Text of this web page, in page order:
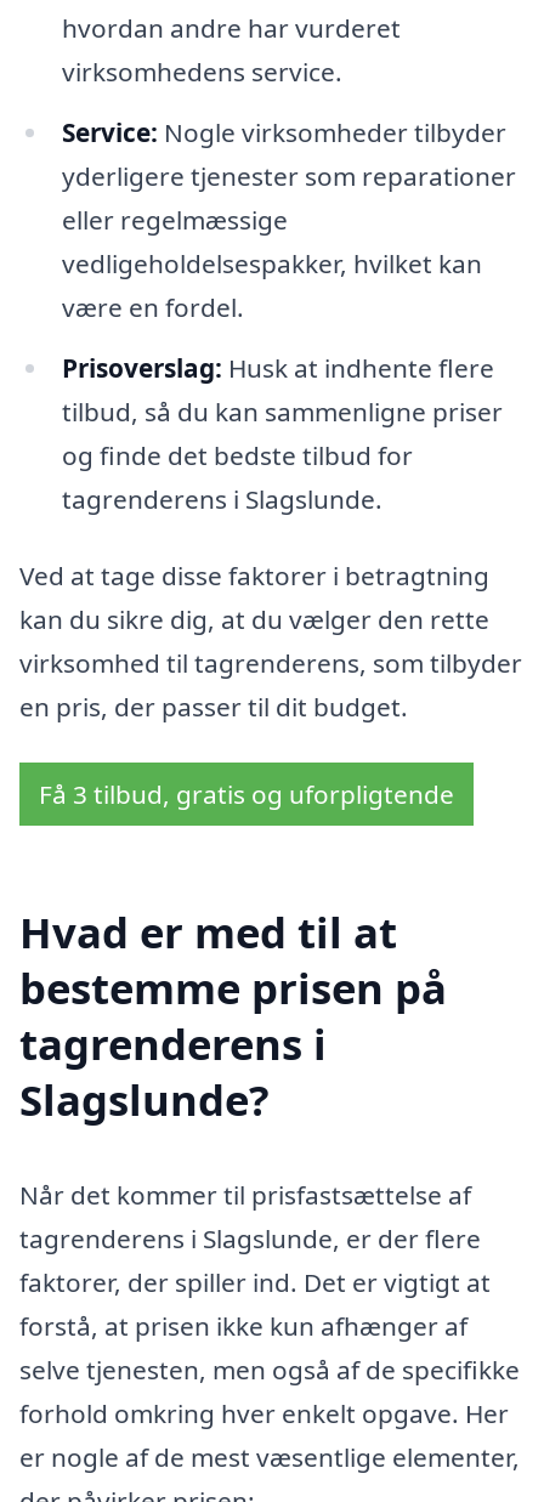
hvordan andre har vurderet
virksomhedens service.
Service: Nogle virksomheder tilbyder
yderligere tjenester som reparationer
eller regelmæssige
vedligeholdelsespakker, hvilket kan
være en fordel.
Prisoverslag: Husk at indhente flere
tilbud, så du kan sammenligne priser
og finde det bedste tilbud for
tagrenderens i Slagslunde.
Ved at tage disse faktorer i betragtning
kan du sikre dig, at du vælger den rette
virksomhed til tagrenderens, som tilbyder
en pris, der passer til dit budget.
Få 3 tilbud, gratis og uforpligtende
Hvad er med til at
bestemme prisen på
tagrenderens i
Slagslunde?
Når det kommer til prisfastsættelse af
tagrenderens i Slagslunde, er der flere
faktorer, der spiller ind. Det er vigtigt at
forstå, at prisen ikke kun afhænger af
selve tjenesten, men også af de specifikke
forhold omkring hver enkelt opgave. Her
er nogle af de mest væsentlige elementer,